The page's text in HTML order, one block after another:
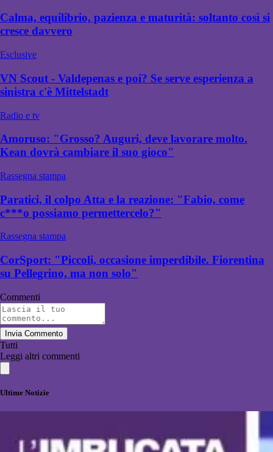
Calma, equilibrio, pazienza e maturità: soltanto così si
cresce davvero
Esclusive
VN Scout - Valdepenas e poi? Se serve esperienza a
sinistra c'è Mittelstadt
Radio e tv
Amoruso: "Grosso? Auguri, deve lavorare molto.
Kean dovrà cambiare il suo gioco"
Rassegna stampa
Paratici, il colpo Atta e la reazione: "Fabio, come
c***o possiamo permettercelo?"
Rassegna stampa
CorSport: "Piccoli, occasione imperdibile. Fiorentina
su Pellegrino, ma non solo"
Commenti
Invia Commento
Tutti
Leggi altri commenti
Ultime Notizie